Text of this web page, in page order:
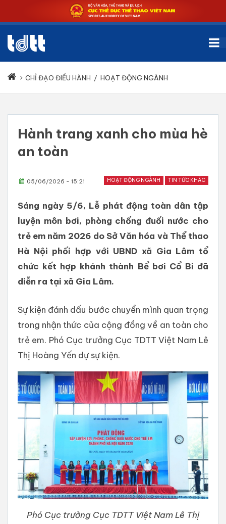
CHỈ ĐẠO ĐIỀU HÀNH / HOẠT ĐỘNG NGÀNH
Hành trang xanh cho mùa hè
an toàn
HOẠT ĐỘNG NGÀNH TIN TỨC KHÁC
05/06/2026 - 15:21
Sáng ngày 5/6, Lễ phát động toàn dân tập
luyện môn bơi, phòng chống đuối nước cho
trẻ em năm 2026 do Sở Văn hóa và Thể thao
Hà Nội phối hợp với UBND xã Gia Lâm tổ
chức kết hợp khánh thành Bể bơi Cổ Bi đã
diễn ra tại xã Gia Lâm.
Sự kiện đánh dấu bước chuyển mình quan trọng
trong nhận thức của cộng đồng về an toàn cho
trẻ em. Phó Cục trưởng Cục TDTT Việt Nam Lê
Thị Hoàng Yến dự sự kiện.
Phó Cục trưởng Cục TDTT Việt Nam Lê Thị